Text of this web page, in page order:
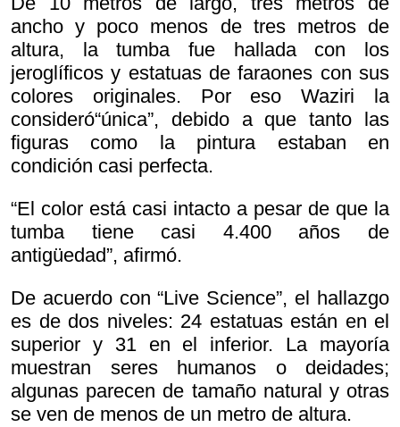
ancho y poco menos de tres metros de
altura, la tumba fue hallada con los
jeroglíficos y estatuas de faraones con sus
colores originales. Por eso Waziri la
consideró“única”, debido a que tanto las
figuras como la pintura estaban en
condición casi perfecta.
“El color está casi intacto a pesar de que la
tumba tiene casi 4.400 años de
antigüedad”, afirmó.
De acuerdo con “Live Science”, el hallazgo
es de dos niveles: 24 estatuas están en el
superior y 31 en el inferior. La mayoría
muestran seres humanos o deidades;
algunas parecen de tamaño natural y otras
se ven de menos de un metro de altura.